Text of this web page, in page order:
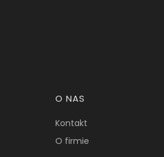
O NAS
Kontakt
O firmie